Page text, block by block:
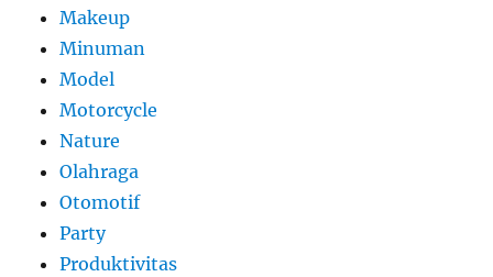
Makeup
Minuman
Model
Motorcycle
Nature
Olahraga
Otomotif
Party
Produktivitas